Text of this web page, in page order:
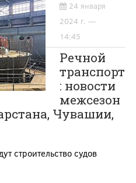
24 января
2024 г. —
14:45
Речной
транспорт
: новости
межсезон
Чувашии,
строительство судов